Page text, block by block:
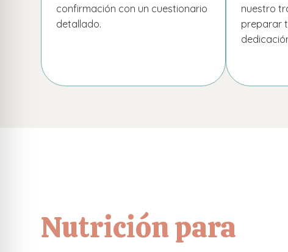
confirmación con un cuestionario
detallado.
nuestro
preparar
Nutrición para